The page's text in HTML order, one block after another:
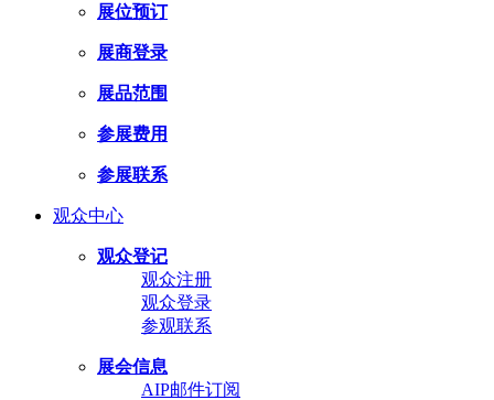
展位预订
展商登录
展品范围
参展费用
参展联系
观众中心
观众登记
观众注册
观众登录
参观联系
展会信息
AIP邮件订阅